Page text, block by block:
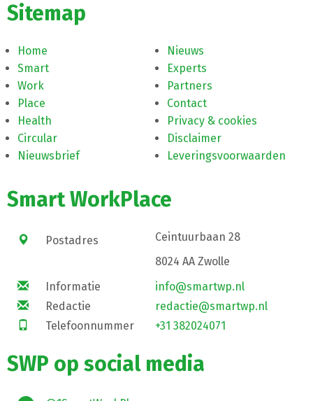
Sitemap
Home
Smart
Work
Place
Health
Circular
Nieuwsbrief
Nieuws
Experts
Partners
Contact
Privacy & cookies
Disclaimer
Leveringsvoorwaarden
Smart WorkPlace
Postadres
Ceintuurbaan 28
8024 AA Zwolle
Informatie
info@smartwp.nl
Redactie
redactie@smartwp.nl
Telefoonnummer
+31 382024071
SWP op social media